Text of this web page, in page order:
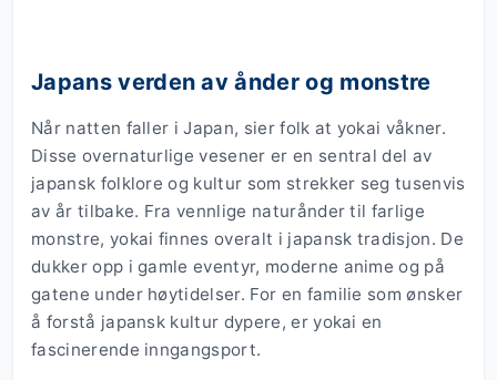
Japans verden av ånder og monstre
Når natten faller i Japan, sier folk at yokai våkner.
Disse overnaturlige vesener er en sentral del av
japansk folklore og kultur som strekker seg tusenvis
av år tilbake. Fra vennlige naturånder til farlige
monstre, yokai finnes overalt i japansk tradisjon. De
dukker opp i gamle eventyr, moderne anime og på
gatene under høytidelser. For en familie som ønsker
å forstå japansk kultur dypere, er yokai en
fascinerende inngangsport.